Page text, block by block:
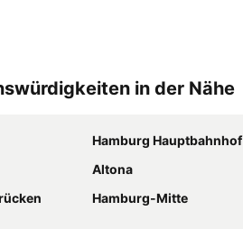
in der Nähe
Hamburg Hauptbahnhof
Altona
Hamburg-Mitte